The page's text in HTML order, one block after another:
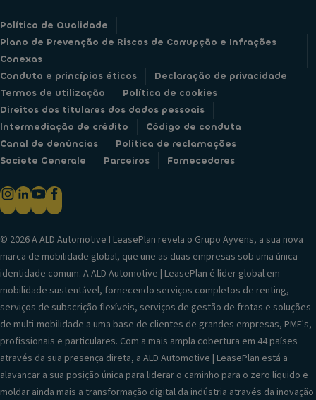
Política de Qualidade
Plano de Prevenção de Riscos de Corrupção e Infrações
Conexas
Conduta e princípios éticos
Declaração de privacidade
Termos de utilização
Política de cookies
Direitos dos titulares dos dados pessoais
Intermediação de crédito
Código de conduta
Canal de denúncias
Política de reclamações
Societe Generale
Parceiros Fornecedores
© 2026 A ALD Automotive I LeasePlan revela o Grupo Ayvens, a sua nova
marca de mobilidade global, que une as duas empresas sob uma única
identidade comum. A ALD Automotive | LeasePlan é líder global em
mobilidade sustentável, fornecendo serviços completos de renting,
serviços de subscrição flexíveis, serviços de gestão de frotas e soluções
de multi-mobilidade a uma base de clientes de grandes empresas, PME's,
profissionais e particulares. Com a mais ampla cobertura em 44 países
através da sua presença direta, a ALD Automotive | LeasePlan está a
alavancar a sua posição única para liderar o caminho para o zero líquido e
moldar ainda mais a transformação digital da indústria através da inovação